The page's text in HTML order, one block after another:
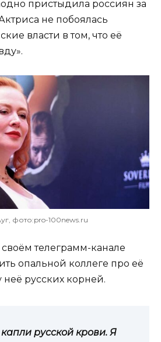
пристыдила россиян за
не побоялась
власти в том, что её
фото:pro-100news.ru
своём телеграмм-канале
опальной коллеге про её
русских корней.
русской крови. Я